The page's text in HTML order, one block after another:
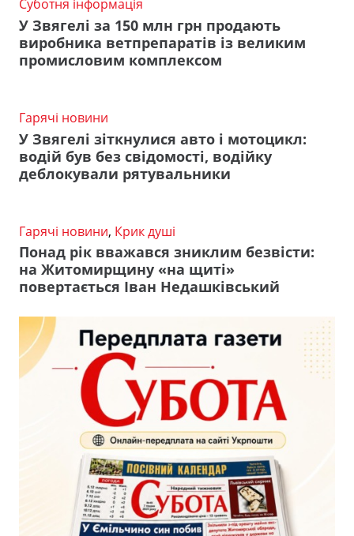
Суботня інформація
У Звягелі за 150 млн грн продають
виробника ветпрепаратів із великим
промисловим комплексом
Гарячі новини
У Звягелі зіткнулися авто і мотоцикл:
водій був без свідомості, водійку
деблокували рятувальники
Гарячі новини, Крик душі
Понад рік вважався зниклим безвісти:
на Житомирщину «на щиті»
повертається Іван Недашківський